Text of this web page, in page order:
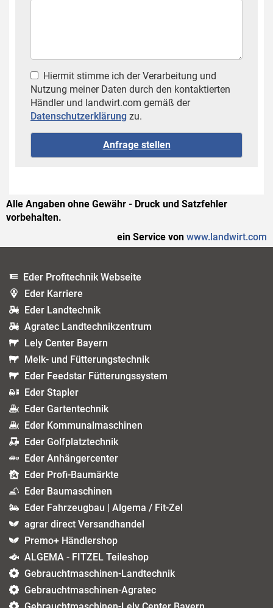
Hiermit stimme ich der Verarbeitung und
Nutzung meiner Daten durch den kontaktierten
Händler und landwirt.com gemäß der
Datenschutzerklärung zu.
Alle Angaben ohne Gewähr - Druck und Satzfehler
vorbehalten.
ein Service von www.landwirt.com
Eder Profitechnik Webseite
Eder Karriere
Eder Landtechnik
Agratec Landtechnikzentrum
Lely Center Bayern
Melk- und Fütterungstechnik
Eder Feedstar Fütterungssystem
Eder Stapler
Eder Gartentechnik
Eder Kommunalmaschinen
Eder Golfplatztechnik
Eder Anhängercenter
Eder Profi-Baumärkte
Eder Baumaschinen
Eder Fahrzeugbau | Algema / Fit-Zel
agrar direct Versandhandel
Premo+ Händlershop
ALGEMA - FITZEL Teileshop
Gebrauchtmaschinen-Landtechnik
Gebrauchtmaschinen-Agratec